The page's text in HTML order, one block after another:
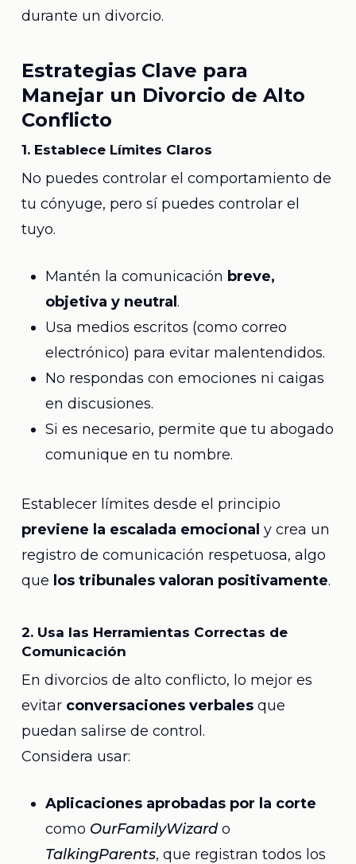
durante un divorcio.
Estrategias Clave para
Manejar un Divorcio de Alto
Conflicto
1. Establece Límites Claros
No puedes controlar el comportamiento de
tu cónyuge, pero sí puedes controlar el
tuyo.
Mantén la comunicación breve,
objetiva y neutral .
Usa medios escritos (como correo
electrónico) para evitar malentendidos.
No respondas con emociones ni caigas
en discusiones.
Si es necesario, permite que tu abogado
comunique en tu nombre.
Establecer límites desde el principio
previene la escalada emocional y crea un
registro de comunicación respetuosa, algo
que los tribunales valoran positivamente.
2. Usa las Herramientas Correctas de
Comunicación
En divorcios de alto conflicto, lo mejor es
evitar conversaciones verbalesque
puedan salirse de control.
Considera usar:
Aplicaciones aprobadas por la corte
como OurFamilyWizardo
TalkingParents, que registran todos los